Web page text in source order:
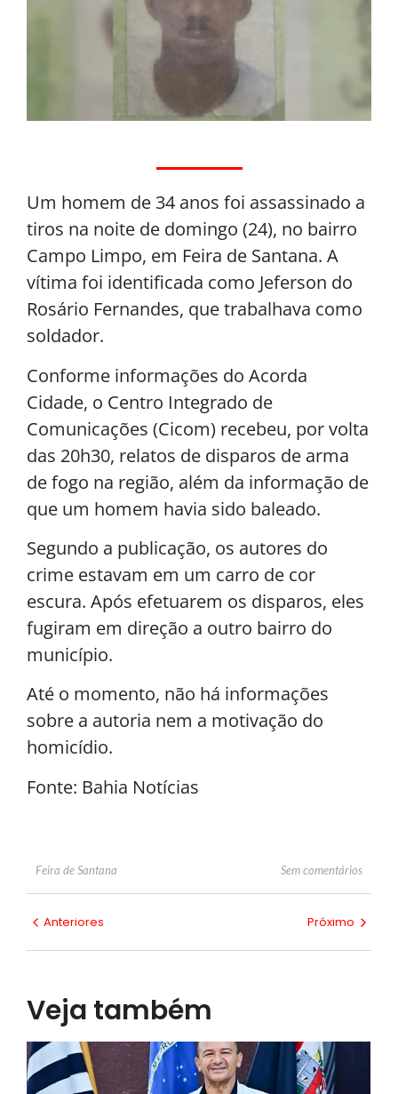
Um homem de 34 anos foi assassinado a
tiros na noite de domingo (24), no bairro
Campo Limpo, em Feira de Santana. A
vítima foi identificada como Jeferson do
Rosário Fernandes, que trabalhava como
soldador.
Conforme informações do Acorda
Cidade, o Centro Integrado de
Comunicações (Cicom) recebeu, por volta
das 20h30, relatos de disparos de arma
de fogo na região, além da informação de
que um homem havia sido baleado.
Segundo a publicação, os autores do
crime estavam em um carro de cor
escura. Após efetuarem os disparos, eles
fugiram em direção a outro bairro do
município.
Até o momento, não há informações
sobre a autoria nem a motivação do
homicídio.
Fonte: Bahia Notícias
Feira de Santana Sem comentários
Anteriores Próximo
Veja também